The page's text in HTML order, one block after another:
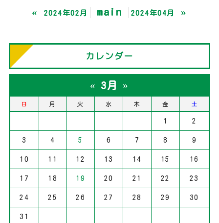
«
2024年02月 main 2024年04月 »
カレンダー
« 3月 »
日 月 火 水 木 金 土
1 2
3 4 5 6 7 8 9
10 11 12 13 14 15 16
17 18 19 20 21 22 23
24 25 26 27 28 29 30
31